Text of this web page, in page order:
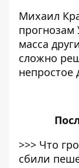
Михаил
прогнозам
масса
сложно
непростое
>>> Что
сбили